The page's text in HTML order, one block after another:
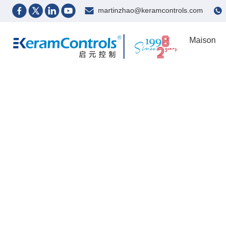
martinzhao@keramcontrols.com
Maison